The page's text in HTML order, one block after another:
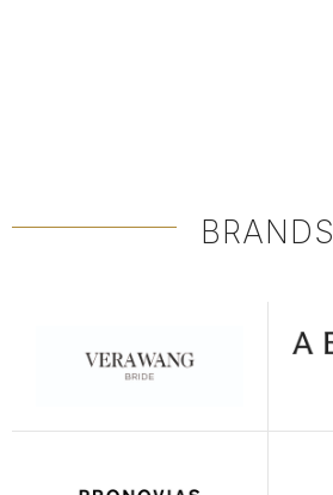
BRANDS